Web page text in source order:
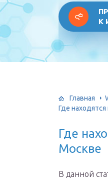
К
Главная
Где
Где
Москве
В данной